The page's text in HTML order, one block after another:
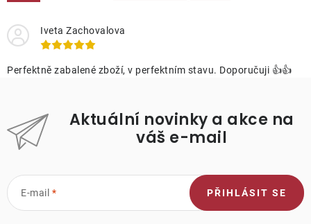
Iveta Zachovalova
Perfektně zabalené zboží, v perfektním stavu. Doporučuji 👍👍
Aktuální novinky a akce na
váš e-mail
E-mail PŘIHLÁSIT SE